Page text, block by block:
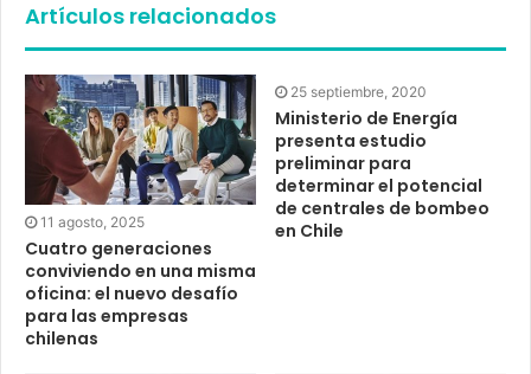
Artículos relacionados
11 agosto, 2025
Cuatro generaciones
conviviendo en una misma
oficina: el nuevo desafío
para las empresas
chilenas
25 septiembre, 2020
Ministerio de Energía
presenta estudio
preliminar para
determinar el potencial
de centrales de bombeo
en Chile